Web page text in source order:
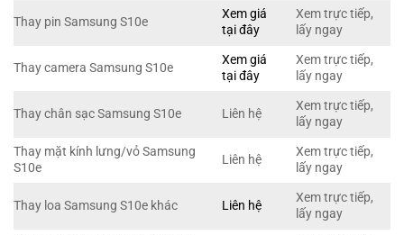
Thay pin Samsung S10e
Xem giá
tại đây
Xem trực tiếp,
lấy ngay
Thay camera Samsung S10e
Xem giá
tại đây
Xem trực tiếp,
lấy ngay
Thay chân sạc Samsung S10e Liên hệ
Xem trực tiếp,
lấy ngay
Thay mặt kính lưng/vỏ Samsung
S10e
Liên hệ
Xem trực tiếp,
lấy ngay
Thay loa Samsung S10e khác Liên hệ
Xem trực tiếp,
lấy ngay